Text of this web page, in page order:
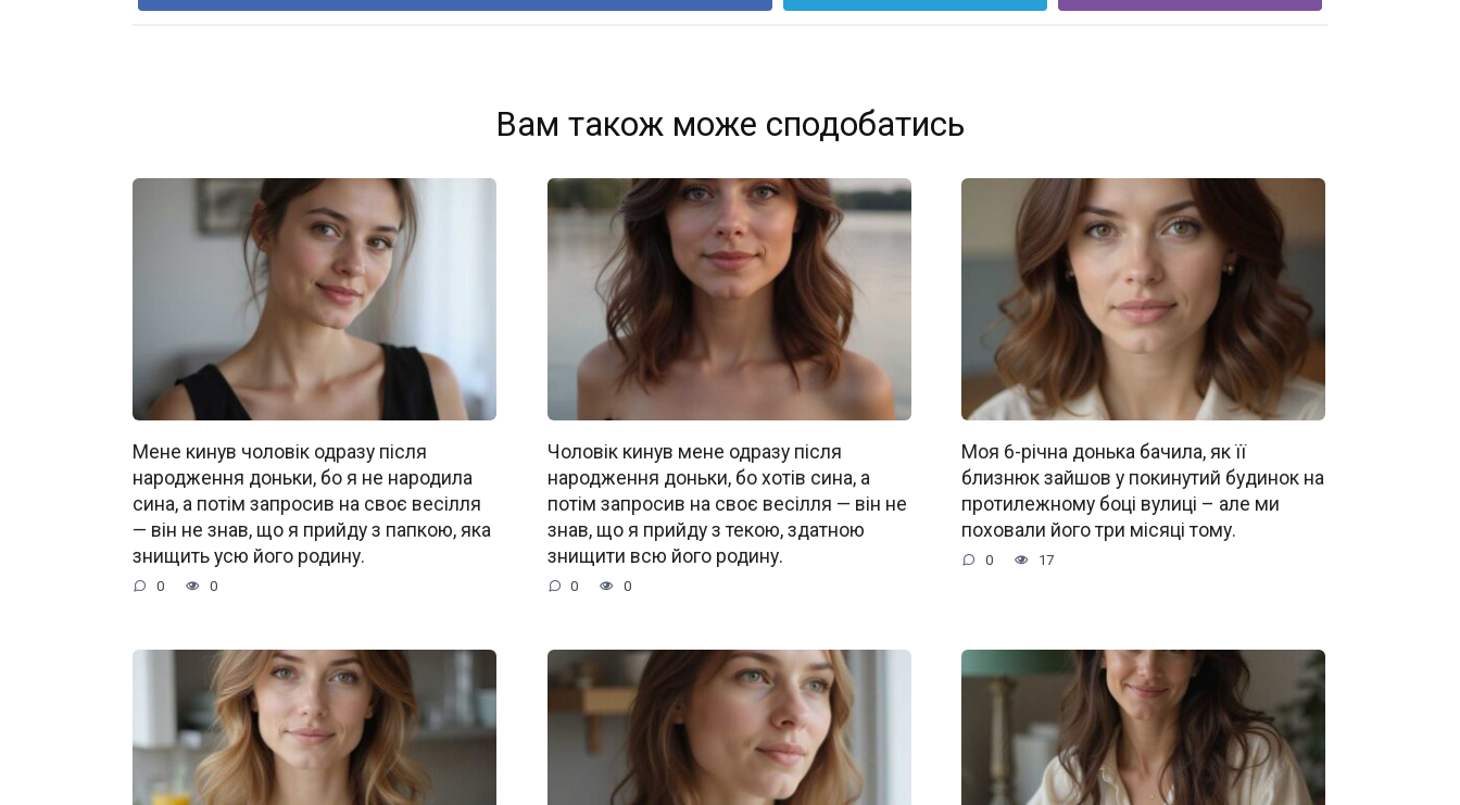
Вам також може сподобатись
Мене кинув чоловік одразу після
народження доньки, бо я не народила
сина, а потім запросив на своє весілля
— він не знав, що я прийду з папкою, яка
знищить усю його родину.
0 0
Чоловік кинув мене одразу після
народження доньки, бо хотів сина, а
потім запросив на своє весілля — він не
знав, що я прийду з текою, здатною
знищити всю його родину.
0 0
Моя 6-річна донька бачила, як її
близнюк зайшов у покинутий будинок на
протилежному боці вулиці – але ми
поховали його три місяці тому.
0 17